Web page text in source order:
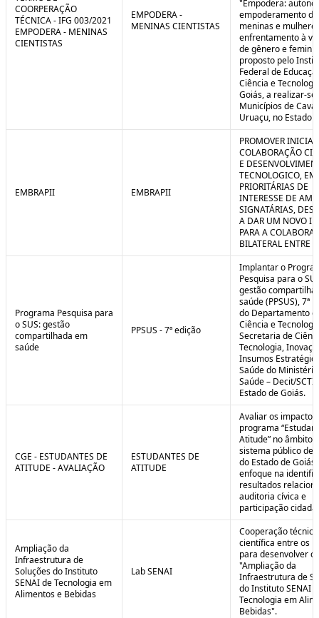
COORPERAÇÃO
TÉCNICA - IFG 003/2021
EMPODERA - MENINAS
CIENTISTAS
EMPODERA -
MENINAS CIENTISTAS
"Empodera:
empoderamento de
meninas e
enfrentamento à
de gênero e
proposto pelo
Federal de
Ciência e
Goiás, a realizar-se
Municípios de
Uruaçu, no Estado
EMBRAPII EMBRAPII
PROMOVER
COLABORAÇÃO
E
TECNOLOGICO, EM
PRIORITÁRIAS DE
INTERESSE DE
SIGNATÁRIAS,
A DAR UM NOVO
PARA A
BILATERAL ENTRE
Programa Pesquisa para
o SUS: gestão
compartilhada em
saúde
PPSUS - 7ª edição
Implantar o
Pesquisa para o
gestão
saúde (PPSUS), 7ª
do Departamento
Ciência e
Secretaria de
Tecnologia,
Insumos
Saúde do
Saúde – Decit/
Estado de Goiás.
CGE - ESTUDANTES DE
ATITUDE - AVALIAÇÃO
ESTUDANTES DE
ATITUDE
Avaliar os impactos
programa
Atitude” no âmbito
sistema público de
do Estado de
enfoque na
resultados
auditoria cívica e
participação cidadã
Ampliação da
Infraestrutura de
Soluções do Instituto
SENAI de Tecnologia em
Alimentos e Bebidas
Lab SENAI
Cooperação
científica entre os
para desenvolver o
"Ampliação da
Infraestrutura de
do Instituto SENAI
Tecnologia em
Bebidas".